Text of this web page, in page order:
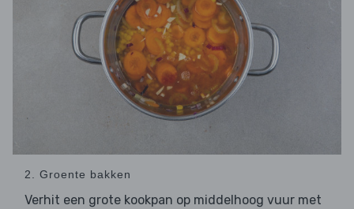
2. Groente bakken
Verhit een grote kookpan op middelhoog vuur met